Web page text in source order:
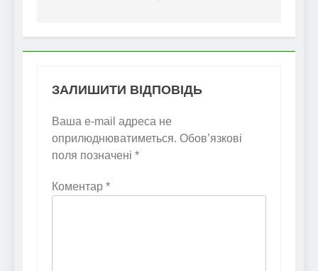
ЗАЛИШИТИ ВІДПОВІДЬ
Ваша e-mail адреса не
оприлюднюватиметься. Обов’язкові
поля позначені *
Коментар *